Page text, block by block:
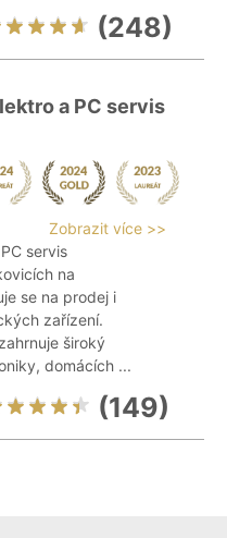
(248)
a PC servis
Zobrazit více >>
servis
na
se na prodej i
zařízení.
široký
domácích ...
(149)